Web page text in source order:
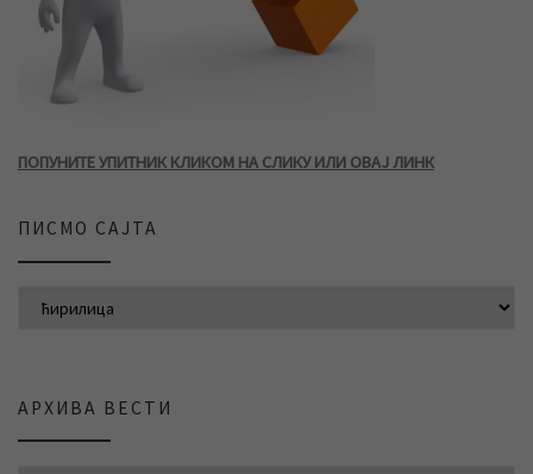
ПОПУНИТЕ УПИТНИК КЛИКОМ НА СЛИКУ ИЛИ ОВАЈ ЛИНК
ПИСМО САЈТА
АРХИВА ВЕСТИ